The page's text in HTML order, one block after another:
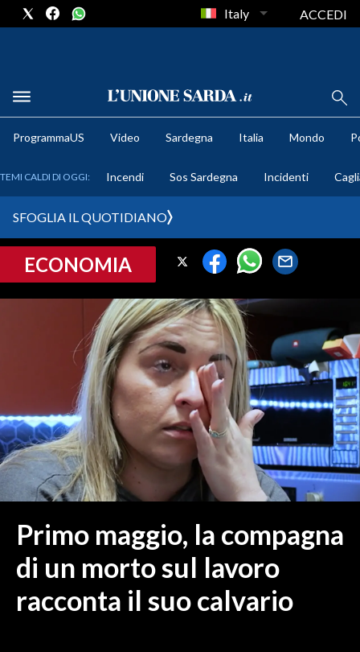
METEO
CRONACA SARDEGNA
PROVINCIA DI CAGLIARI
SULCIS IGLESIENTE
MEDIO CAMPIDANO
ORISTANO E PROVINCIA
SASSARI E PROVINCIA
GALLURA
NUORO E PROVINCIA
OGLIASTRA
ITALIA
MONDO
Italy ACCEDI
ProgrammaUS Video Sardegna Italia Mondo
TEMI CALDI DI OGGI: Incendi Sos Sardegna Incidenti
SFOGLIA IL QUOTIDIANO
ECONOMIA
Primo maggio, la compagna
di un morto sul lavoro
racconta il suo calvario